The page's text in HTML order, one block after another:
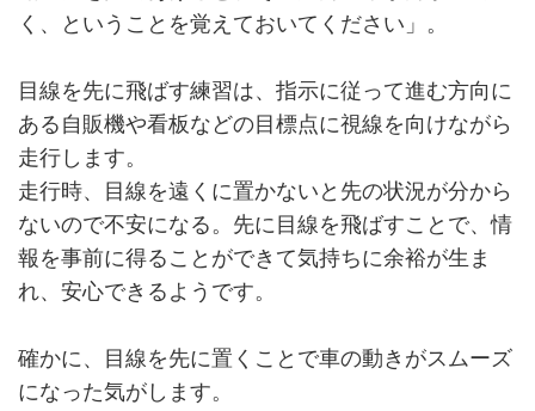
く、ということを覚えておいてください」。
目線を先に飛ばす練習は、指示に従って進む方向に
ある自販機や看板などの目標点に視線を向けながら
走行します。
走行時、目線を遠くに置かないと先の状況が分から
ないので不安になる。先に目線を飛ばすことで、情
報を事前に得ることができて気持ちに余裕が生ま
れ、安心できるようです。
確かに、目線を先に置くことで車の動きがスムーズ
になった気がします。